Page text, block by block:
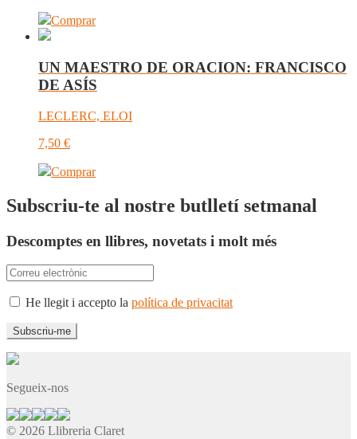
Comprar
UN MAESTRO DE ORACION: FRANCISCO
DE ASÍS
LECLERC, ELOI
7,50 €
Comprar
Subscriu-te al nostre butlletí setmanal
Descomptes en llibres, novetats i molt més
He llegit i accepto la política de privacitat
Segueix-nos
© 2026 Llibreria Claret